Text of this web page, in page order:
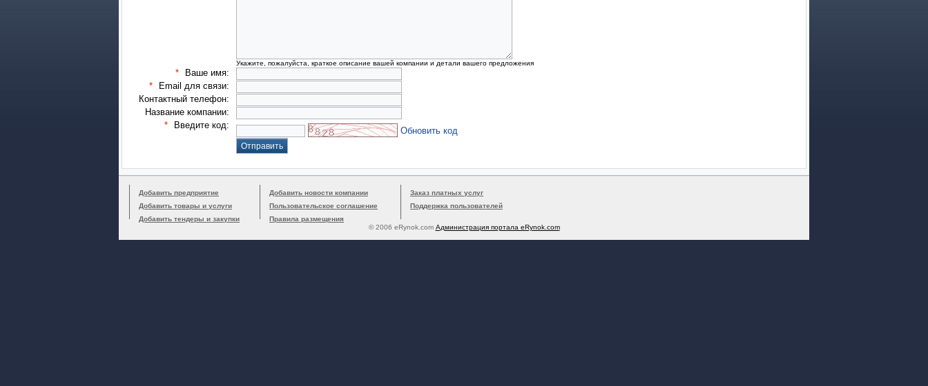
Укажите, пожалуйста, краткое описание вашей компании и детали вашего предложения
*
Ваше имя:
*
Email для связи:
Контактный телефон:
Название компании:
*
Введите код:
Обновить код
Добавить предприятие
Добавить товары и услуги
Добавить тендеры и закупки
Добавить новости компании
Пользовательское соглашение
Правила размещения
Заказ платных услуг
Поддержка пользователей
© 2006 eRynok.com Администрация портала eRynok.com